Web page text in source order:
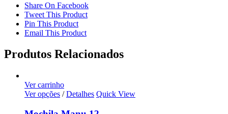
Share On Facebook
Tweet This Product
Pin This Product
Email This Product
Produtos Relacionados
Ver carrinho
Ver opções / Detalhes Quick View